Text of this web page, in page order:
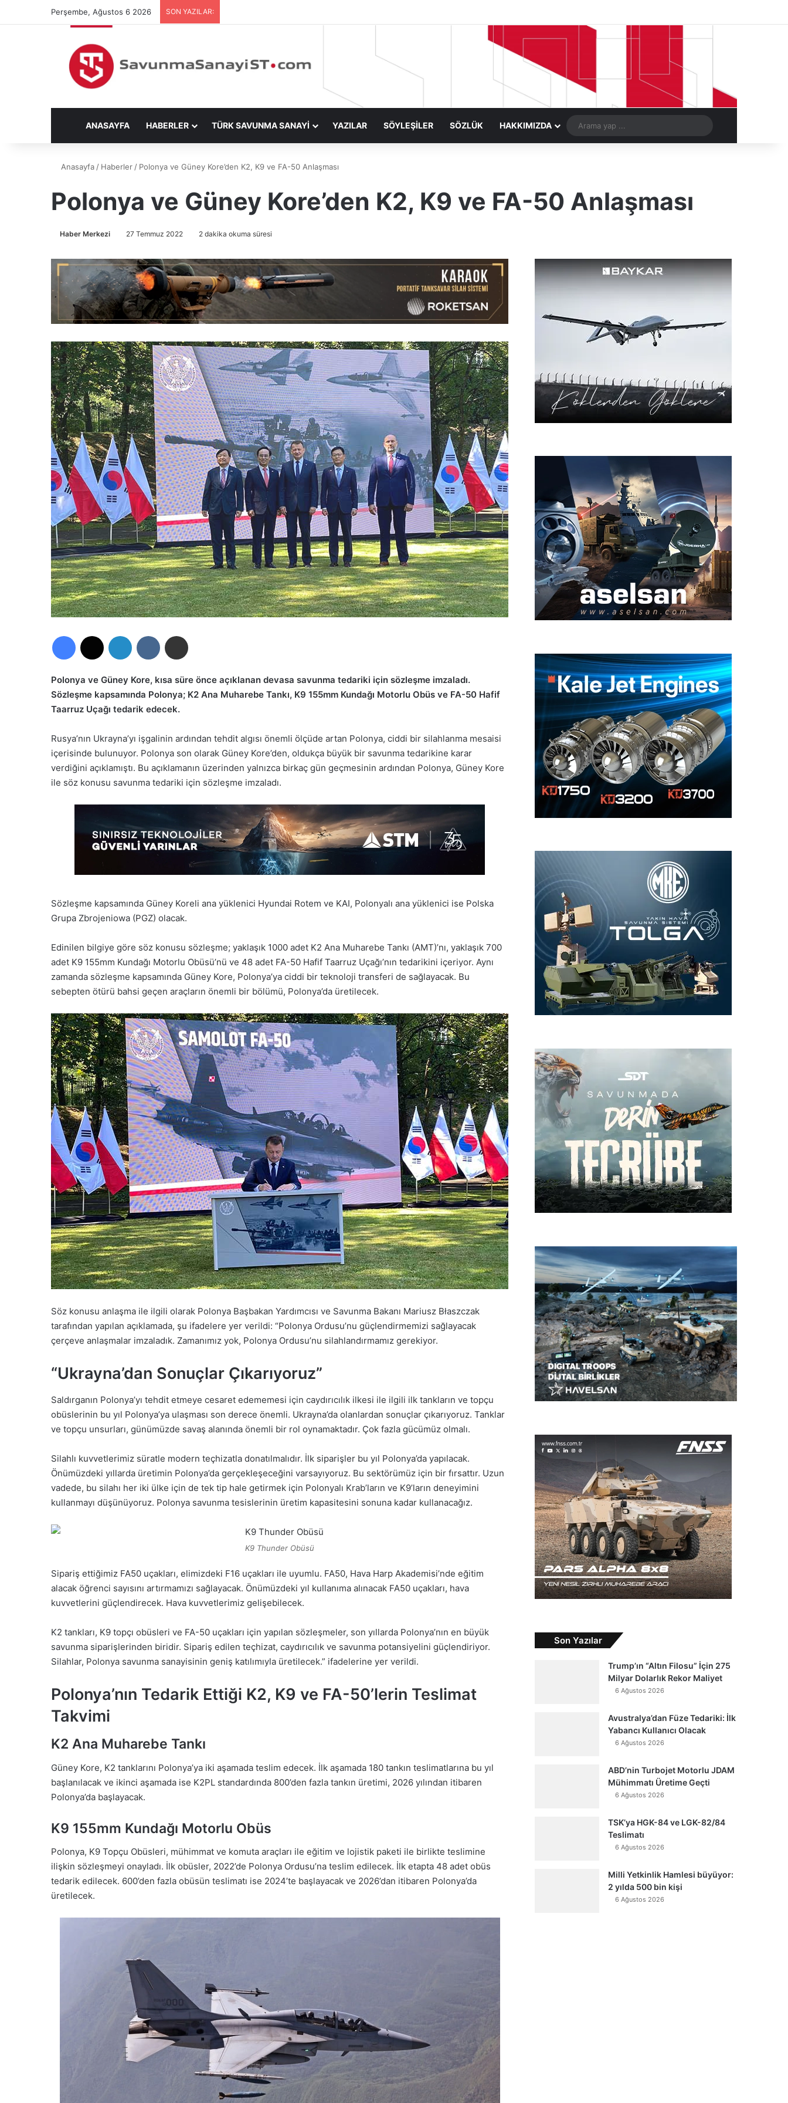
Perşembe, Ağustos 6 2026 SON YAZILAR:
ANASAYFA HABERLER TÜRK SAVUNMA SANAYİ YAZILAR SÖYLEŞİLER SÖZLÜK HAKKIMIZDA
yap
Anasayfa/ Haberler/ Polonya ve Güney Kore’den K2, K9 ve FA-50 Anlaşması
Polonya ve Güney Kore’den K2, K9 ve FA-50 Anlaşması
Haber Merkezi 27 Temmuz 2022 2 dakika okuma süresi
Polonya ve Güney Kore, kısa süre önce açıklanan devasa savunma tedariki için sözleşme imzaladı.
Sözleşme kapsamında Polonya; K2 Ana Muharebe Tankı, K9 155mm Kundağı Motorlu Obüs ve FA-50 Hafif
Taarruz Uçağı tedarik edecek.
Rusya’nın Ukrayna’yı işgalinin ardından tehdit algısı önemli ölçüde artan Polonya, ciddi bir silahlanma mesaisi
içerisinde bulunuyor. Polonya son olarak Güney Kore’den, oldukça büyük bir savunma tedarikine karar
verdiğini açıklamıştı. Bu açıklamanın üzerinden yalnızca birkaç gün geçmesinin ardından Polonya, Güney Kore
ile söz konusu savunma tedariki için sözleşme imzaladı.
Sözleşme kapsamında Güney Koreli ana yüklenici Hyundai Rotem ve KAI, Polonyalı ana yüklenici ise Polska
Grupa Zbrojeniowa (PGZ) olacak.
Edinilen bilgiye göre söz konusu sözleşme; yaklaşık 1000 adet K2 Ana Muharebe Tankı (AMT)’nı, yaklaşık 700
adet K9 155mm Kundağı Motorlu Obüsü’nü ve 48 adet FA-50 Hafif Taarruz Uçağı’nın tedarikini içeriyor. Aynı
zamanda sözleşme kapsamında Güney Kore, Polonya’ya ciddi bir teknoloji transferi de sağlayacak. Bu
sebepten ötürü bahsi geçen araçların önemli bir bölümü, Polonya’da üretilecek.
Söz konusu anlaşma ile ilgili olarak Polonya Başbakan Yardımcısı ve Savunma Bakanı Mariusz Błaszczak
tarafından yapılan açıklamada, şu ifadelere yer verildi: “Polonya Ordusu’nu güçlendirmemizi sağlayacak
çerçeve anlaşmalar imzaladık. Zamanımız yok, Polonya Ordusu’nu silahlandırmamız gerekiyor.
“Ukrayna’dan Sonuçlar Çıkarıyoruz”
Saldırganın Polonya’yı tehdit etmeye cesaret edememesi için caydırıcılık ilkesi ile ilgili ilk tankların ve topçu
obüslerinin bu yıl Polonya’ya ulaşması son derece önemli. Ukrayna’da olanlardan sonuçlar çıkarıyoruz. Tanklar
ve topçu unsurları, günümüzde savaş alanında önemli bir rol oynamaktadır. Çok fazla gücümüz olmalı.
Silahlı kuvvetlerimiz süratle modern teçhizatla donatılmalıdır. İlk siparişler bu yıl Polonya’da yapılacak.
Önümüzdeki yıllarda üretimin Polonya’da gerçekleşeceğini varsayıyoruz. Bu sektörümüz için bir fırsattır. Uzun
vadede, bu silahı her iki ülke için de tek tip hale getirmek için Polonyalı Krab’ların ve K9’ların deneyimini
kullanmayı düşünüyoruz. Polonya savunma tesislerinin üretim kapasitesini sonuna kadar kullanacağız.
K9 Thunder Obüsü
Sipariş ettiğimiz FA50 uçakları, elimizdeki F16 uçakları ile uyumlu. FA50, Hava Harp Akademisi’nde eğitim
alacak öğrenci sayısını artırmamızı sağlayacak. Önümüzdeki yıl kullanıma alınacak FA50 uçakları, hava
kuvvetlerini güçlendirecek. Hava kuvvetlerimiz gelişebilecek.
K2 tankları, K9 topçı obüsleri ve FA-50 uçakları için yapılan sözleşmeler, son yıllarda Polonya’nın en büyük
savunma siparişlerinden biridir. Sipariş edilen teçhizat, caydırıcılık ve savunma potansiyelini güçlendiriyor.
Silahlar, Polonya savunma sanayisinin geniş katılımıyla üretilecek.” ifadelerine yer verildi.
Polonya’nın Tedarik Ettiği K2, K9 ve FA-50’lerin Teslimat
Takvimi
K2 Ana Muharebe Tankı
Güney Kore, K2 tanklarını Polonya’ya iki aşamada teslim edecek. İlk aşamada 180 tankın teslimatlarına bu yıl
başlanılacak ve ikinci aşamada ise K2PL standardında 800’den fazla tankın üretimi, 2026 yılından itibaren
Polonya’da başlayacak.
K9 155mm Kundağı Motorlu Obüs
Polonya, K9 Topçu Obüsleri, mühimmat ve komuta araçları ile eğitim ve lojistik paketi ile birlikte teslimine
ilişkin sözleşmeyi onayladı. İlk obüsler, 2022’de Polonya Ordusu’na teslim edilecek. İlk etapta 48 adet obüs
tedarik edilecek. 600’den fazla obüsün teslimatı ise 2024’te başlayacak ve 2026’dan itibaren Polonya’da
üretilecek.
Son Yazılar
Trump’ın “Altın Filosu” İçin 275
Milyar Dolarlık Rekor Maliyet
6 Ağustos 2026
Avustralya’dan Füze Tedariki: İlk
Yabancı Kullanıcı Olacak
6 Ağustos 2026
ABD’nin Turbojet Motorlu JDAM
Mühimmatı Üretime Geçti
6 Ağustos 2026
TSK’ya HGK-84 ve LGK-82/84
Teslimatı
6 Ağustos 2026
Milli Yetkinlik Hamlesi büyüyor:
2 yılda 500 bin kişi
6 Ağustos 2026